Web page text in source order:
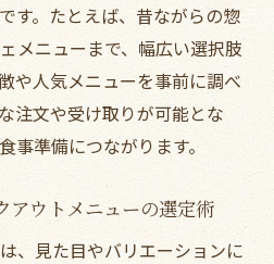
す。たとえば、昔ながらの惣
メニューまで、幅広い選択肢
や人気メニューを事前に調べ
注文や受け取りが可能とな
事準備につながります。
アウトメニューの選定術
、見た目やバリエーションに